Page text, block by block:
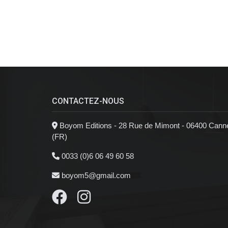
CONTACTEZ-NOUS
Boyom Editions - 28 Rue de Mimont - 06400
(FR)
0033 (0)6 06 49 60 58
boyom5@gmail.com